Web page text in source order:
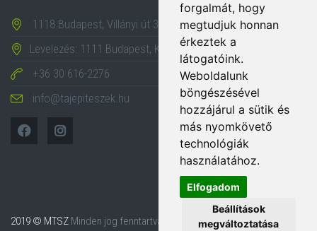
forgalmát, hogy
megtudjuk honnan
érkeztek a
látogatóink.
Weboldalunk
böngészésével
hozzájárul a sütik és
más nyomkövető
technológiák
használatához.
Elfogadom
Beállítások
megváltoztatása
1118 Budapest, Villányi út 35-43.
Levelezés: 1111 Budapest, Karinthy Frigyes út 24.
+36 30 616-2276
info@tajepiteszek.hu
2019 © MTSZ Minden jog fenntartva.